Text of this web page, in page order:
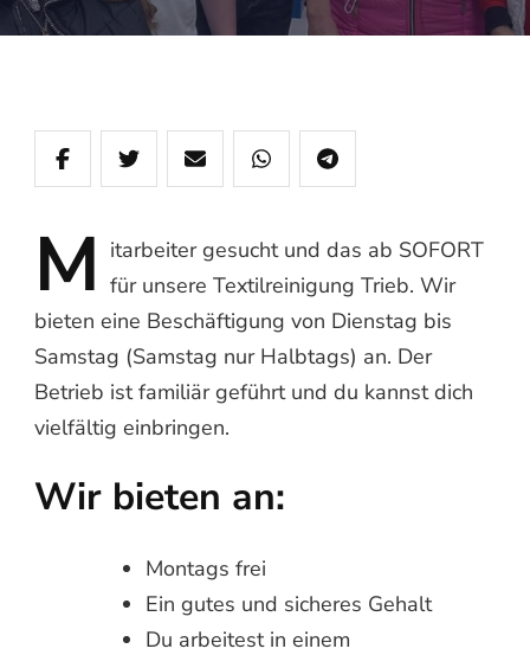
M itarbeitergesucht und das ab SOFORT
für unsere Textilreinigung Trieb. Wir
bieten eine Beschäftigung von Dienstag bis
Samstag (Samstag nur Halbtags) an. Der
Betrieb ist familiär geführt und du kannst dich
vielfältig einbringen.
Wir bieten an:
Montags frei
Ein gutes und sicheres Gehalt
Du arbeitest in einem